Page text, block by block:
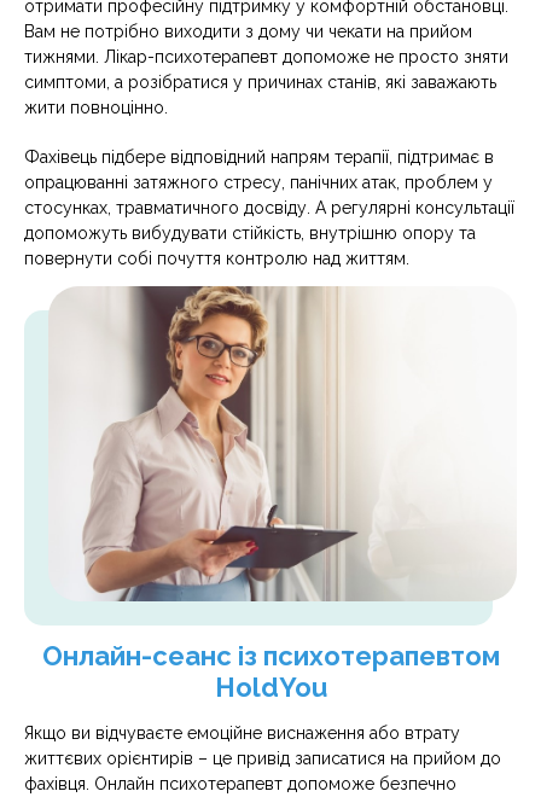
отримати професійну підтримку у комфортній обстановці.
Вам не потрібно виходити з дому чи чекати на прийом
тижнями. Лікар-психотерапевт допоможе не просто зняти
симптоми, а розібратися у причинах станів, які заважають
жити повноцінно.
Фахівець підбере відповідний напрям терапії, підтримає в
опрацюванні затяжного стресу, панічних атак, проблем у
стосунках, травматичного досвіду. А регулярні консультації
допоможуть вибудувати стійкість, внутрішню опору та
повернути собі почуття контролю над життям.
Онлайн-сеанс із психотерапевтом
HoldYou
Якщо ви відчуваєте емоційне виснаження або втрату
життєвих орієнтирів – це привід записатися на прийом до
фахівця. Онлайн психотерапевт допоможе безпечно